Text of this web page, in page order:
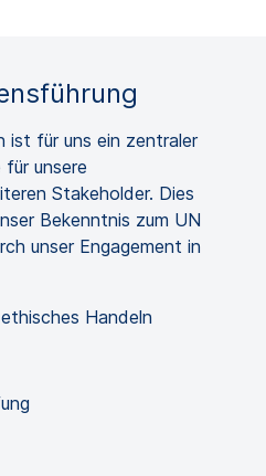
ist für uns ein zentraler
unsere
Stakeholder. Dies
Bekenntnis zum UN
unser Engagement in
Handeln